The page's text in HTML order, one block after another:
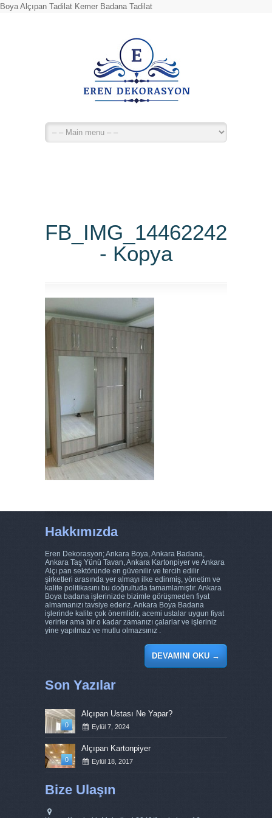
Boya Alçıpan Tadilat Kemer Badana Tadilat
- Kopya
Hakkımızda
Eren Dekorasyon; Ankara Boya, Ankara Badana,
Ankara Taş Yünü Tavan, Ankara Kartonpiyer ve Ankara
Alçı pan sektöründe en güvenilir ve tercih edilir
şirketleri arasında yer almayı ilke edinmiş, yönetim ve
kalite politikasını bu doğrultuda tamamlamıştır. Ankara
Boya badana işlerinizde bizimle görüşmeden fiyat
almamanızı tavsiye ederiz. Ankara Boya Badana
işlerinde kalite çok önemlidir, acemi ustalar uygun fiyat
verirler ama bir o kadar zamanızı çalarlar ve işleriniz
yine yapılmaz ve mutlu olmazsınız .
DEVAMINI OKU→
Son Yazılar
0
Alçıpan Ustası Ne Yapar?
Eylül 7, 2024
0
Alçıpan Kartonpiyer
Eylül 18, 2017
Bize Ulaşın